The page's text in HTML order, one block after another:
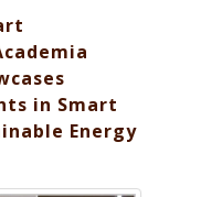
in Smart
Energy